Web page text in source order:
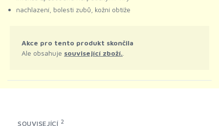
nachlazení, bolesti zubů, kožní obtíže
Akce pro tento produkt skončila
Ale obsahuje související zboží.
SOUVISEJÍCÍ 2